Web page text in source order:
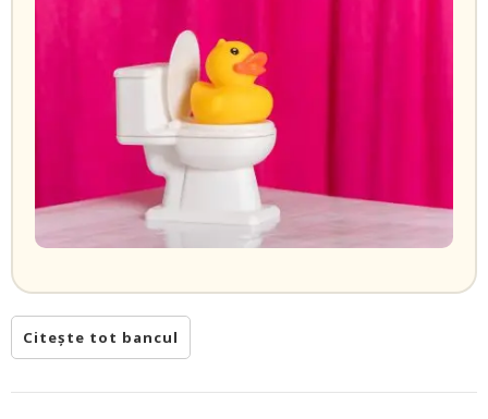
Citește tot bancul